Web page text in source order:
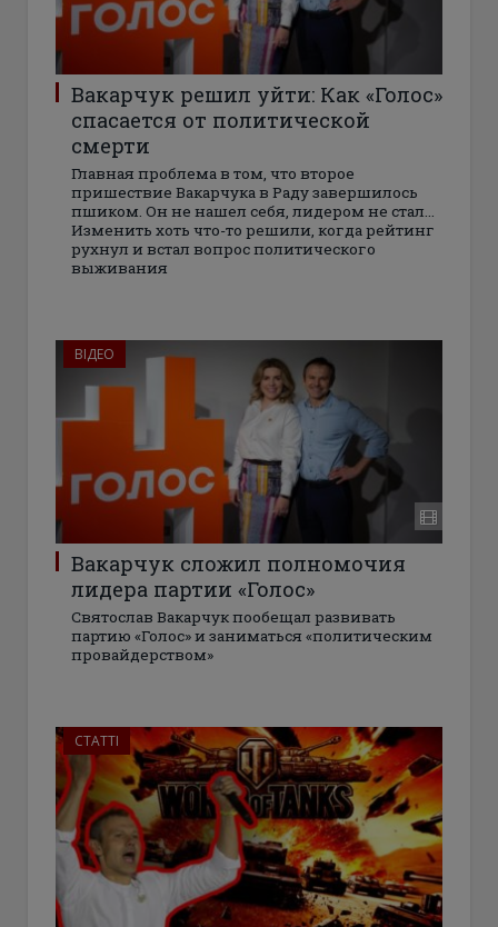
Вакарчук решил уйти: Как «Голос»
спасается от политической
смерти
Главная проблема в том, что второе
пришествие Вакарчука в Раду завершилось
пшиком. Он не нашел себя, лидером не стал…
Изменить хоть что-то решили, когда рейтинг
рухнул и встал вопрос политического
выживания
ВІДЕО
Вакарчук сложил полномочия
лидера партии «Голос»
Святослав Вакарчук пообещал развивать
партию «Голос» и заниматься «политическим
провайдерством»
СТАТТІ